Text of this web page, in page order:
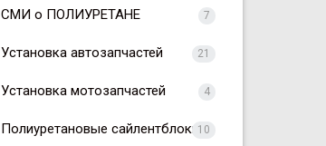
СМИ о ПОЛИУРЕТАНЕ 7
Установка автозапчастей 21
Установка мотозапчастей 4
Полиуретановые сайлентблоки10